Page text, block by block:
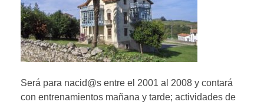
Será para nacid@s entre el 2001 al 2008 y contará
con entrenamientos mañana y tarde; actividades de